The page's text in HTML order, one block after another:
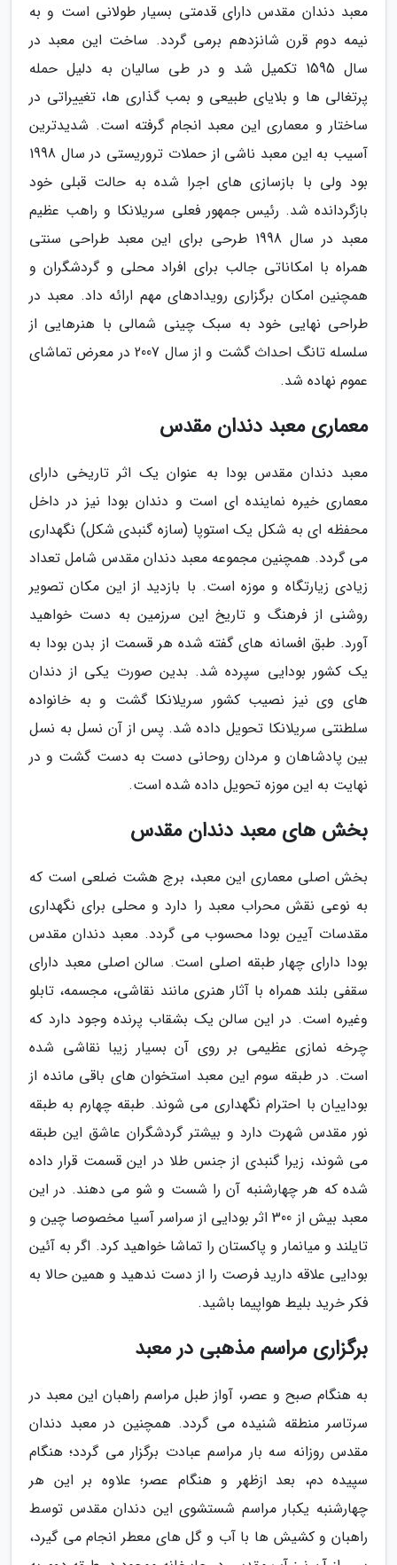
معبد دندان مقدس دارای قدمتی بسیار طولانی است و به
نیمه دوم قرن شانزدهم برمی گردد. ساخت این معبد در
سال 1595 تکمیل شد و در طی سالیان به دلیل حمله
پرتغالی ها و بلایای طبیعی و بمب گذاری ها، تغییراتی در
ساختار و معماری این معبد انجام گرفته است. شدیدترین
آسیب به این معبد ناشی از حملات تروریستی در سال 1998
بود ولی با بازسازی های اجرا شده به حالت قبلی خود
بازگردانده شد. رئیس جمهور فعلی سریلانکا و راهب عظیم
معبد در سال 1998 طرحی برای این معبد طراحی سنتی
همراه با امکاناتی جالب برای افراد محلی و گردشگران و
همچنین امکان برگزاری رویدادهای مهم ارائه داد. معبد در
طراحی نهایی خود به سبک چینی شمالی با هنرهایی از
سلسله تانگ احداث گشت و از سال 2007 در معرض تماشای
عموم نهاده شد.
معماری معبد دندان مقدس
معبد دندان مقدس بودا به عنوان یک اثر تاریخی دارای
معماری خیره نماینده ای است و دندان بودا نیز در داخل
محفظه ای به شکل یک استوپا (سازه گنبدی شکل) نگهداری
می گردد. همچنین مجموعه معبد دندان مقدس شامل تعداد
زیادی زیارتگاه و موزه است. با بازدید از این مکان تصویر
روشنی از فرهنگ و تاریخ این سرزمین به دست خواهید
آورد. طبق افسانه های گفته شده هر قسمت از بدن بودا به
یک کشور بودایی سپرده شد. بدین صورت یکی از دندان
های وی نیز نصیب کشور سریلانکا گشت و به خانواده
سلطنتی سریلانکا تحویل داده شد. پس از آن نسل به نسل
بین پادشاهان و مردان روحانی دست به دست گشت و در
نهایت به این موزه تحویل داده شده است.
بخش های معبد دندان مقدس
بخش اصلی معماری این معبد، برج هشت ضلعی است که
به نوعی نقش محراب معبد را دارد و محلی برای نگهداری
مقدسات آیین بودا محسوب می گردد. معبد دندان مقدس
بودا دارای چهار طبقه اصلی است. سالن اصلی معبد دارای
سقفی بلند همراه با آثار هنری مانند نقاشی، مجسمه، تابلو
وغیره است. در این سالن یک بشقاب پرنده وجود دارد که
چرخه نمازی عظیمی بر روی آن بسیار زیبا نقاشی شده
است. در طبقه سوم این معبد استخوان های باقی مانده از
بوداییان با احترام نگهداری می شوند. طبقه چهارم به طبقه
نور مقدس شهرت دارد و بیشتر گردشگران عاشق این طبقه
می شوند، زیرا گنبدی از جنس طلا در این قسمت قرار داده
شده که هر چهارشنبه آن را شست و شو می دهند. در این
معبد بیش از 300 اثر بودایی از سراسر آسیا مخصوصا چین و
تایلند و میانمار و پاکستان را تماشا خواهید کرد. اگر به آئین
بودایی علاقه دارید فرصت را از دست ندهید و همین حالا به
فکر خرید بلیط هواپیما باشید.
برگزاری مراسم مذهبی در معبد
به هنگام صبح و عصر، آواز طبل مراسم راهبان این معبد در
سرتاسر منطقه شنیده می گردد. همچنین در معبد دندان
مقدس روزانه سه بار مراسم عبادت برگزار می گردد؛ هنگام
سپیده دم، بعد ازظهر و هنگام عصر؛ علاوه بر این هر
چهارشنبه یکبار مراسم شستشوی این دندان مقدس توسط
راهبان و کشیش ها با آب و گل های معطر انجام می گیرد،